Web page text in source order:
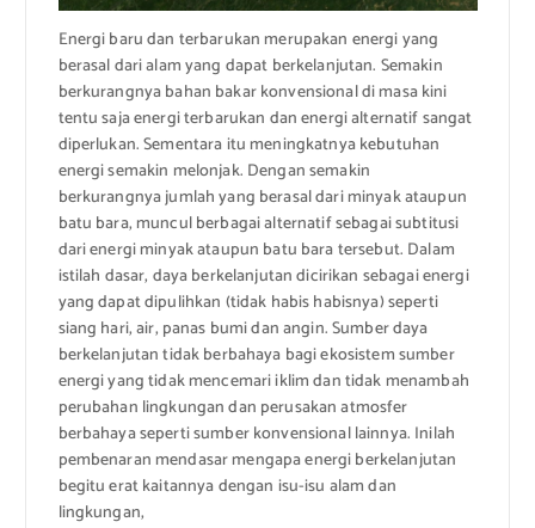
Energi baru dan terbarukan merupakan energi yang
berasal dari alam yang dapat berkelanjutan. Semakin
berkurangnya bahan bakar konvensional di masa kini
tentu saja energi terbarukan dan energi alternatif sangat
diperlukan. Sementara itu meningkatnya kebutuhan
energi semakin melonjak. Dengan semakin
berkurangnya jumlah yang berasal dari minyak ataupun
batu bara, muncul berbagai alternatif sebagai subtitusi
dari energi minyak ataupun batu bara tersebut. Dalam
istilah dasar, daya berkelanjutan dicirikan sebagai energi
yang dapat dipulihkan (tidak habis habisnya) seperti
siang hari, air, panas bumi dan angin. Sumber daya
berkelanjutan tidak berbahaya bagi ekosistem sumber
energi yang tidak mencemari iklim dan tidak menambah
perubahan lingkungan dan perusakan atmosfer
berbahaya seperti sumber konvensional lainnya. Inilah
pembenaran mendasar mengapa energi berkelanjutan
begitu erat kaitannya dengan isu-isu alam dan
lingkungan,